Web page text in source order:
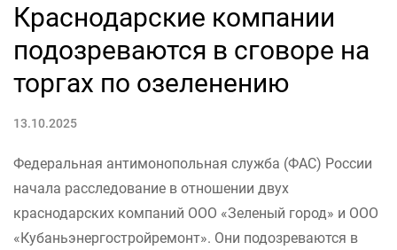
Краснодарские компании
подозреваются в сговоре на
торгах по озеленению
13.10.2025
Федеральная антимонопольная служба (ФАС) России
начала расследование в отношении двух
краснодарских компаний ООО «Зеленый город» и ООО
«Кубаньэнергостройремонт». Они подозреваются в